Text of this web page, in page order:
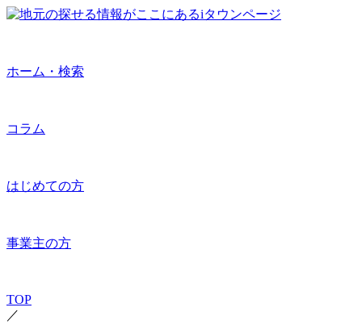
ホーム・検索
コラム
はじめての方
事業主の方
TOP
／